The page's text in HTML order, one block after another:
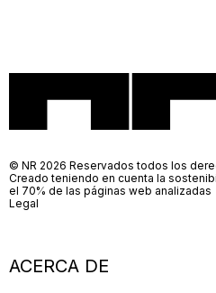
ACERCA DE
© NR 2026 Reservados todos los
Creado teniendo en cuenta la
el 70% de las páginas web analizadas
Legal